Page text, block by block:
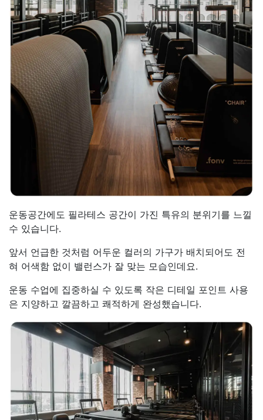
운동공간에도 필라테스 공간이 가진 특유의 분위기를 느낄
수 있습니다.
앞서 언급한 것처럼 어두운 컬러의 가구가 배치되어도 전
혀 어색함 없이 밸런스가 잘 맞는 모습인데요.
운동 수업에 집중하실 수 있도록 작은 디테일 포인트 사용
은 지양하고 깔끔하고 쾌적하게 완성했습니다.